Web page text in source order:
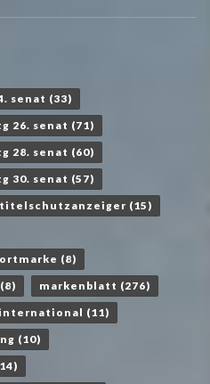
senat (33)
26. senat (71)
28. senat (60)
30. senat (57)
(15)
(8)
(8) markenblatt (276)
(11)
(10)